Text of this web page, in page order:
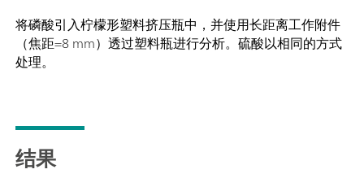
将磷酸引入柠檬形塑料挤压瓶中，并使用长距离工作附件
（焦距=8 mm）透过塑料瓶进行分析。硫酸以相同的方式
处理。
结果